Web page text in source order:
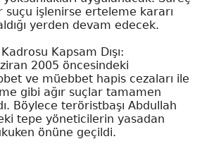
işlenirse erteleme kararı
yerden devam edecek.
Kapsam Dışı:
2005 öncesindeki
ve müebbet hapis cezaları ile
gibi ağır suçlar tamamen
Böylece teröristbaşı Abdullah
tepe yöneticilerin yasadan
önüne geçildi.